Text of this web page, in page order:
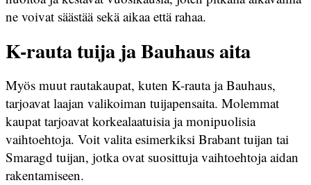
ne voivat säästää sekä aikaa että rahaa.
K-rauta tuija ja Bauhaus aita
Myös muut rautakaupat, kuten K-rauta ja Bauhaus,
tarjoavat laajan valikoiman tuijapensaita. Molemmat
kaupat tarjoavat korkealaatuisia ja monipuolisia
vaihtoehtoja. Voit valita esimerkiksi Brabant tuijan tai
Smaragd tuijan, jotka ovat suosittuja vaihtoehtoja aidan
rakentamiseen.